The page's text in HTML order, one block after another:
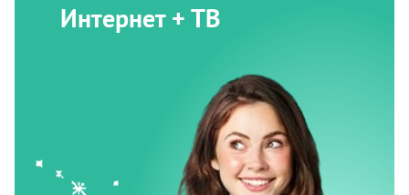
Интернет + ТВ